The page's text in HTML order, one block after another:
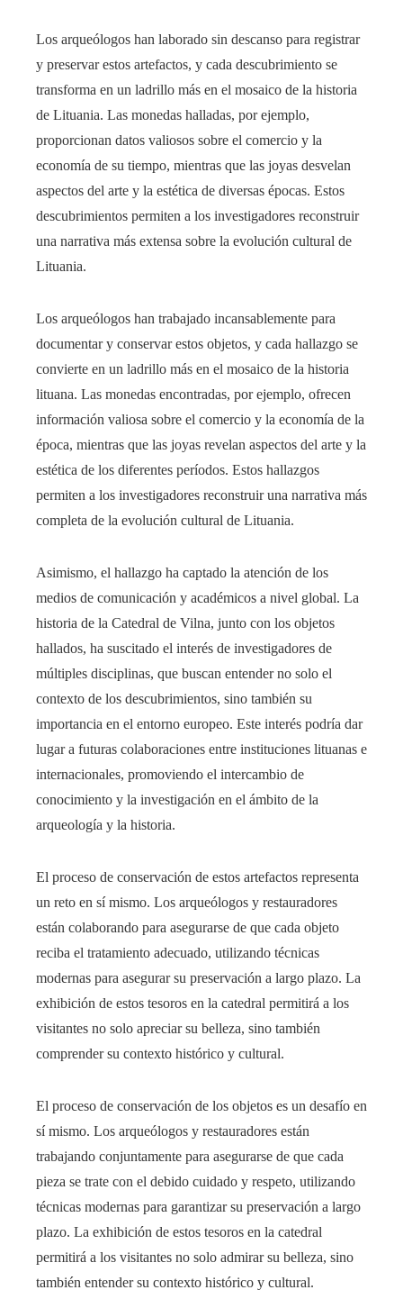
Los arqueólogos han laborado sin descanso para registrar
y preservar estos artefactos, y cada descubrimiento se
transforma en un ladrillo más en el mosaico de la historia
de Lituania. Las monedas halladas, por ejemplo,
proporcionan datos valiosos sobre el comercio y la
economía de su tiempo, mientras que las joyas desvelan
aspectos del arte y la estética de diversas épocas. Estos
descubrimientos permiten a los investigadores reconstruir
una narrativa más extensa sobre la evolución cultural de
Lituania.
Los arqueólogos han trabajado incansablemente para
documentar y conservar estos objetos, y cada hallazgo se
convierte en un ladrillo más en el mosaico de la historia
lituana. Las monedas encontradas, por ejemplo, ofrecen
información valiosa sobre el comercio y la economía de la
época, mientras que las joyas revelan aspectos del arte y la
estética de los diferentes períodos. Estos hallazgos
permiten a los investigadores reconstruir una narrativa más
completa de la evolución cultural de Lituania.
Asimismo, el hallazgo ha captado la atención de los
medios de comunicación y académicos a nivel global. La
historia de la Catedral de Vilna, junto con los objetos
hallados, ha suscitado el interés de investigadores de
múltiples disciplinas, que buscan entender no solo el
contexto de los descubrimientos, sino también su
importancia en el entorno europeo. Este interés podría dar
lugar a futuras colaboraciones entre instituciones lituanas e
internacionales, promoviendo el intercambio de
conocimiento y la investigación en el ámbito de la
arqueología y la historia.
El proceso de conservación de estos artefactos representa
un reto en sí mismo. Los arqueólogos y restauradores
están colaborando para asegurarse de que cada objeto
reciba el tratamiento adecuado, utilizando técnicas
modernas para asegurar su preservación a largo plazo. La
exhibición de estos tesoros en la catedral permitirá a los
visitantes no solo apreciar su belleza, sino también
comprender su contexto histórico y cultural.
El proceso de conservación de los objetos es un desafío en
sí mismo. Los arqueólogos y restauradores están
trabajando conjuntamente para asegurarse de que cada
pieza se trate con el debido cuidado y respeto, utilizando
técnicas modernas para garantizar su preservación a largo
plazo. La exhibición de estos tesoros en la catedral
permitirá a los visitantes no solo admirar su belleza, sino
también entender su contexto histórico y cultural.